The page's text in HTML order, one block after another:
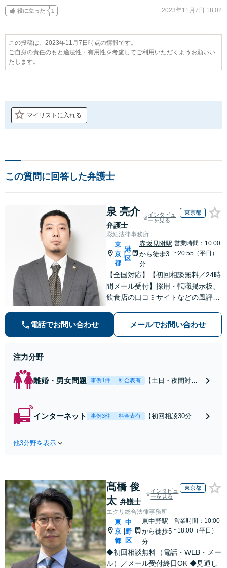
役に立った 1 2023年11月7日 18:02
この投稿は、2023年11月7日時点の情報です。
ご自身の責任のもと適法性・有用性を考慮してご利用いただくようお願いい
たします。
マイリストに入れる
この質問に回答した弁護士
泉 亮介
弁護士
インタビュ
ーを見る
東京都
彩結法律事務所
東
京
都
港
区
赤坂見附駅
から徒歩3
分
営業時間：10:00
~20:55（平日）
【全国対応】【初回相談無料／24時
間メール受付】採用・転職掲示板、
飲食店の口コミサイトなどの風評被
の種類を問わず相談可。可能な限り
早期対応で駆けつけサポート【労
電話でお問い合わせ メールでお問い合わせ
注力分野
離婚・男女問題 事例1件 料金表有
【土日・夜間対応
れたら、サインす
負担を軽減「弁護
士の交渉で慰謝料
金額アップ／減額
交渉も対応可」
【完全個室対応】
インターネット 事例3件 料金表有
【初回相談30分無
報開示請求をおこ
お店の風評被害対
策／売り上げ低下
防止のために尽
力」加害者側の対
応可：開示請求の
意見照会が来たと
きの対処法、被害
者との示談交渉
他3分野を表示
髙橋 俊
太 弁護士
インタビュ
ーを見る
東京都
エクリ総合法律事務所
東
京
都
中
野
区
東中野駅
から徒歩5
分
営業時間：10:00
~18:00（平日）
◆初回相談無料（電話・WEB・メー
ル）／メール受付終日OK ◆見通し